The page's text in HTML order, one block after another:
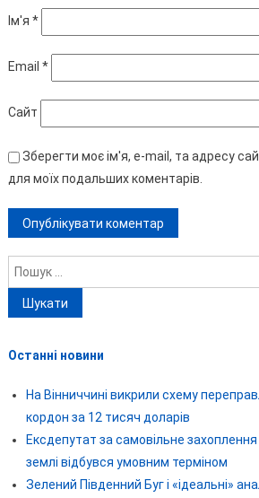
Ім'я *
Email *
Сайт
Зберегти моє ім'я, e-mail, та адресу
для моїх подальших коментарів.
Пошук:
Останні новини
На Вінниччині викрили схему
кордон за 12 тисяч доларів
Ексдепутат за самовільне захоплення
землі відбувся умовним терміном
Зелений Південний Буг і «ідеальні»